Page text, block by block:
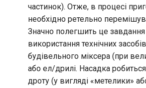
частинок). Отже, в процесі
необхідно ретельно
Значно полегшить це завдання
використання технічних
будівельного міксера (при
або ел/дрилі. Насадка
дроту (у вигляді «метелики»